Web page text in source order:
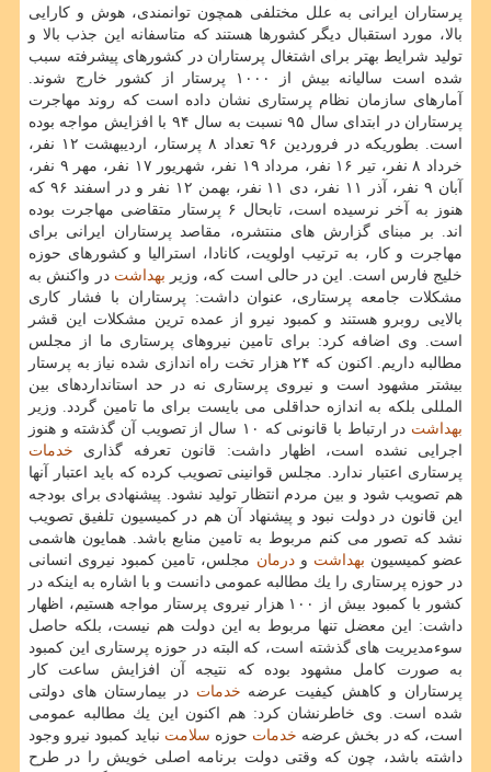
پرستاران ایرانی به علل مختلفی همچون توانمندی، هوش و كارایی
بالا، مورد استقبال دیگر كشورها هستند كه متاسفانه این جذب بالا و
تولید شرایط بهتر برای اشتغال پرستاران در كشورهای پیشرفته سبب
شده است سالیانه بیش از ۱۰۰۰ پرستار از كشور خارج شوند.
آمارهای سازمان نظام پرستاری نشان داده است كه روند مهاجرت
پرستاران در ابتدای سال ۹۵ نسبت به سال ۹۴ با افزایش مواجه بوده
است. بطوریكه در فروردین ۹۶ تعداد ۸ پرستار، اردیبهشت ۱۲ نفر،
خرداد ۸ نفر، تیر ۱۶ نفر، مرداد ۱۹ نفر، شهریور ۱۷ نفر، مهر ۹ نفر،
آبان ۹ نفر، آذر ۱۱ نفر، دی ۱۱ نفر، بهمن ۱۲ نفر و در اسفند ۹۶ كه
هنوز به آخر نرسیده است، تابحال ۶ پرستار متقاضی مهاجرت بوده
اند. بر مبنای گزارش های منتشره، مقاصد پرستاران ایرانی برای
مهاجرت و كار، به ترتیب اولویت، كانادا، استرالیا و كشورهای حوزه
خلیج فارس است. این در حالی است كه، وزیر بهداشت در واكنش به
مشكلات جامعه پرستاری، عنوان داشت: پرستاران با فشار كاری
بالایی روبرو هستند و كمبود نیرو از عمده ترین مشكلات این قشر
است. وی اضافه كرد: برای تامین نیروهای پرستاری ما از مجلس
مطالبه داریم. اكنون كه ۲۴ هزار تخت راه اندازی شده نیاز به پرستار
بیشتر مشهود است و نیروی پرستاری نه در حد استانداردهای بین
المللی بلكه به اندازه حداقلی می بایست برای ما تامین گردد. وزیر
بهداشت
در ارتباط با قانونی كه ۱۰ سال از تصویب آن گذشته و هنوز
اجرایی نشده است، اظهار داشت: قانون تعرفه گذاری خدمات
پرستاری اعتبار ندارد. مجلس قوانینی تصویب كرده كه باید اعتبار آنها
هم تصویب شود و بین مردم انتظار تولید نشود. پیشنهادی برای بودجه
این قانون در دولت نبود و پیشنهاد آن هم در كمیسیون تلفیق تصویب
نشد كه تصور می كنم مربوط به تامین منابع باشد. همایون هاشمی
عضو كمیسیون بهداشت ودرمان مجلس، تامین كمبود نیروی انسانی
در حوزه پرستاری را یك مطالبه عمومی دانست و با اشاره به اینكه در
كشور با كمبود بیش از ۱۰۰ هزار نیروی پرستار مواجه هستیم، اظهار
داشت: این معضل تنها مربوط به این دولت هم نیست، بلكه حاصل
سوءمدیریت های گذشته است، كه البته در حوزه پرستاری این كمبود
به صورت كامل مشهود بوده كه نتیجه آن افزایش ساعت كار
پرستاران و كاهش كیفیت عرضه خدمات در بیمارستان های دولتی
شده است. وی خاطرنشان كرد: هم اكنون این یك مطالبه عمومی
است، كه در بخش عرضه خدمات حوزه سلامت نباید كمبود نیرو وجود
داشته باشد، چون كه وقتی دولت برنامه اصلی خویش را در طرح